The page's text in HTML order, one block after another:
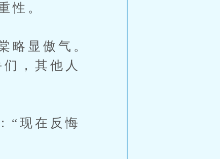
性。
显傲气。
，其他人
“现在反悔